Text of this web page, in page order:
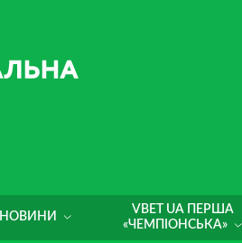
НОВИНИ
VBET UA ПЕРША
«ЧЕМПІОНСЬКА»